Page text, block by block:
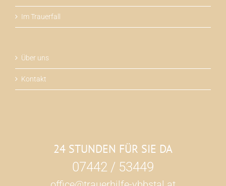
Im Trauerfall
Über uns
Kontakt
24 STUNDEN FÜR SIE DA
07442 / 53449